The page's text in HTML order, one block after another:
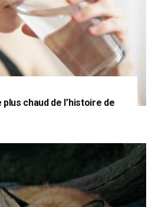
chaud de l’histoire de